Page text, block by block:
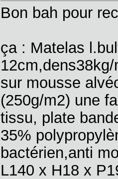
Bon bah pour
ça : Matelas
sur mousse
(250g/m2) une
tissu, plate
35%
bactérien,anti
L140 x H18 x